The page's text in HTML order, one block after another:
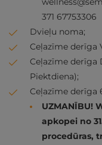
371 67753306
Dvieļu noma;
Ceļazīme derīga
Ceļazīme derīga
Piektdiena);
Ceļazīme derīga
UZMANĪBU!
apkopei no
procedūras,